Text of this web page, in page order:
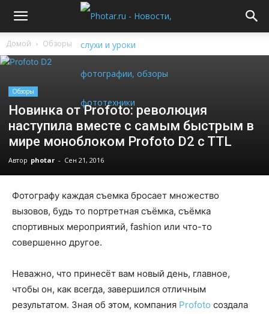
Домой Обзоры
Обзоры
Новинка от Profoto: революция
наступила вместе с самым быстрым в
мире моноблоком Profoto D2 c TTL
Автор photar - Сен 21, 2016
Фотографу каждая съемка бросает множество
вызовов, будь то портретная съёмка, съёмка
спортивных мероприятий, fashion или что-то
совершенно другое.
Неважно, что принесёт вам новый день, главное,
чтобы он, как всегда, завершился отличным
результатом. Зная об этом, компания Profoto создала